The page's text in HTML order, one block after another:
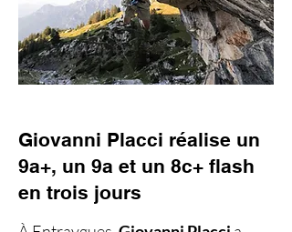
Giovanni Placci réalise un
9a+, un 9a et un 8c+ flash
en trois jours